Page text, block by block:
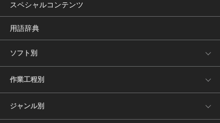
スペシャルコンテンツ
用語辞典
ソフト別
作業工程別
ジャンル別